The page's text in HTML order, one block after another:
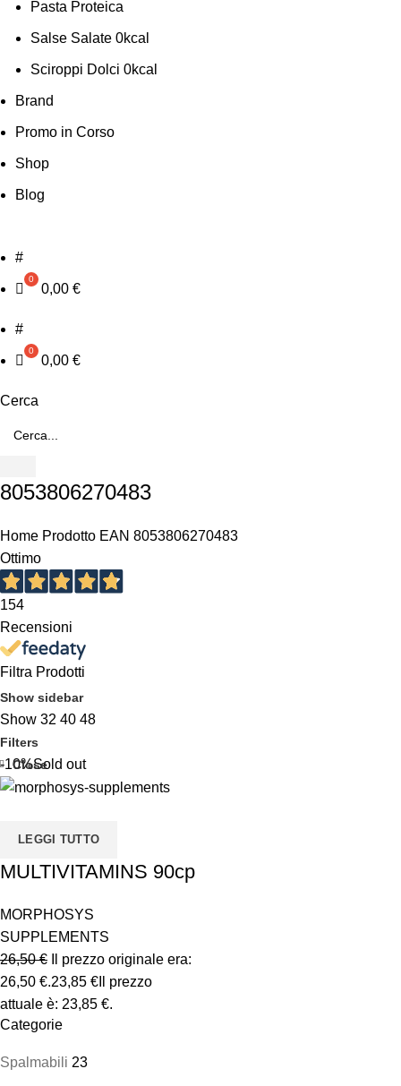
Pasta Proteica
Salse Salate 0kcal
Sciroppi Dolci 0kcal
Brand
Promo in Corso
Shop
Blog
#
0,00 €
#
0,00 €
Cerca
8053806270483
Home Prodotto EAN 8053806270483
Ottimo
154
Recensioni
Filtra Prodotti
In offerta
Show sidebar
Show 32 40 48
Filters
-10%Sold out
LEGGI TUTTO
Close
MULTIVITAMINS 90cp
MORPHOSYS
SUPPLEMENTS
26,50€
Il prezzo originale era:
26,50 €.23,85 € Il prezzo
attuale è: 23,85 €.
Categorie
Spalmabili 23